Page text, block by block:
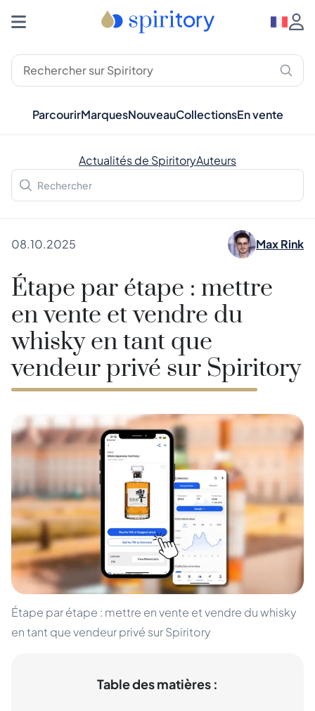
ParcourirMarquesNouveauCollectionsEn vente
Actualités de SpiritoryAuteurs
08.10.2025 Max Rink
Étape par étape : mettre
en vente et vendre du
whisky en tant que
vendeur privé sur Spiritory
Étape par étape : mettre en vente et vendre du whisky
en tant que vendeur privé sur Spiritory
Table des matières :